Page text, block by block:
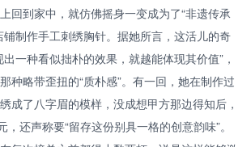
回到家中，就仿佛摇身一变成为了“非遗传承
制作手工刺绣胸针。据她所言，这活儿的奇
一种看似拙朴的效果，就越能体现其价值”，
种略带歪扭的“质朴感”。有一回，她在制作过
成了八字眉的模样，没成想甲方那边得知后，
还声称要“留存这份别具一格的创意韵味”。